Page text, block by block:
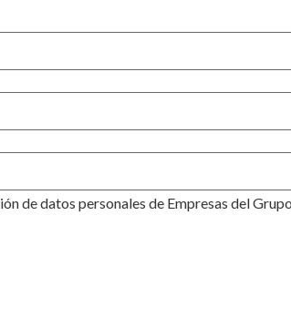
de datos personales de Empresas del